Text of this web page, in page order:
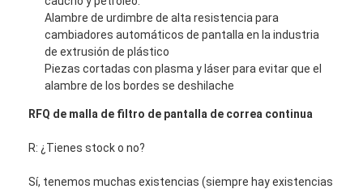
Alambre de urdimbre de alta resistencia para
cambiadores automáticos de pantalla en la industria
de extrusión de plástico
Piezas cortadas con plasma y láser para evitar que el
alambre de los bordes se deshilache
RFQ de malla de filtro de pantalla de correa continua
R: ¿Tienes stock o no?
Sí, tenemos muchas existencias (siempre hay existencias